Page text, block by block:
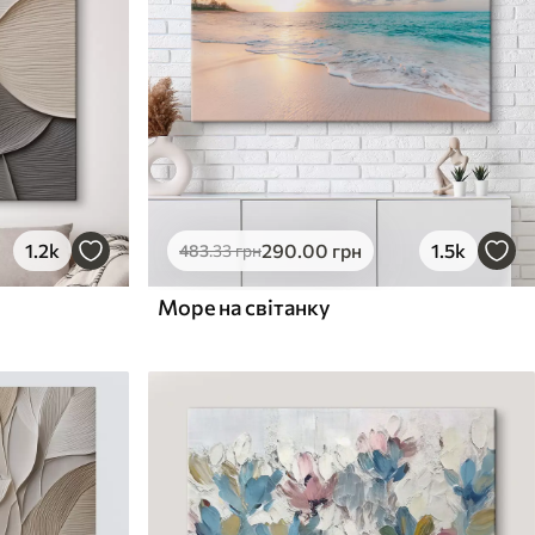
1.2k 483.33грн290.00 грн 1.5k
Море на світанку